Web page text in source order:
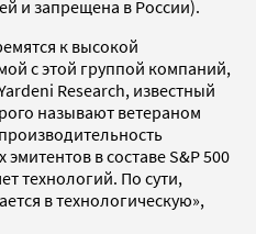
и запрещена в России).
к высокой
с этой группой компаний,
Research, известный
называют ветераном
в составе S&P 500
технологий. По сути,
в технологическую»,